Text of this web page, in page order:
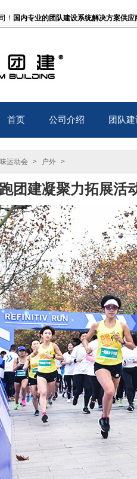
！ 国内专业的团队建设系统解决方案供应
首页 公司介绍 团队
运动会 > 户外 >
团建凝聚力拓展活